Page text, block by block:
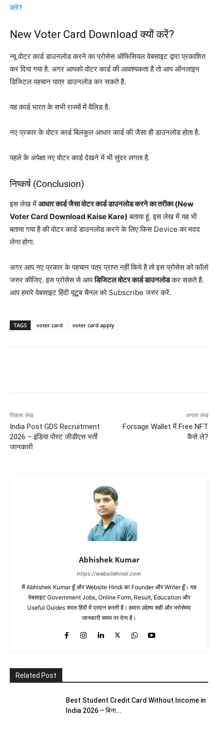
करे?
New Voter Card Download क्यों करें?
न्यू वोटर कार्ड डाउनलोड करने का प्रोसेस ऑफिसियल वेबसाइट द्वारा प्रकाशित
कर दिया गया है. अगर आपको वोटर कार्ड की आवश्यकता है तो आप ऑनलाइन
डिजिटल पहचान पात्र डाउनलोड कर सकते है.
यह कार्ड भारत के सभी राज्यों में वैलिड है.
नए प्रकार के वोटर कार्ड बिलकुल आधार कार्ड की जैसा ही डाउनलोड होता है.
पहले के अपेक्षा नए वोटर कार्ड देखने में भी सुंदर लगता है.
निष्कर्ष (Conclusion)
इस लेख में आधार कार्ड जैसा वोटर कार्ड डाउनलोड करने का तरीका (New
Voter Card Download Kaise Kare) बताया हूं. इस लेख में यह भी
बताया गया है की वोटर कार्ड डाउनलोड करने के लिए किस Device का मदद
लेना होगा.
अगर आप नए प्रकार के पहचान पत्र प्राप्त नहीं किये है तो इस प्रोसेस को फॉलो
जरुर कीजिए. इस प्रोसेस से आपडिजिटल वोटर कार्ड डाउनलोडकर सकते है.
आप हमारे वेबसाइट हिंदी यूटूब चैनल को Subscribe जरुर करें.
TAGS voter card voter card apply
पिछला लेख
India Post GDS Recruitment
2026 – इंडिया पोस्ट जीडीएस भर्ती
जानकारी
अगला लेख
Forsage Wallet में Free NFT
कैसे ले?
Abhishek Kumar
https://websitehindi.com
मैं Abhishek Kumar हूँ और Website Hindi का Founder और Writer हूँ। यह
वेबसाइट Government Jobs, Online Form, Result, Education और
Useful Guides सरल हिंदी में प्रदान करती है। हमारा उद्देश्य सही और भरोसेमंद
जानकारी समय पर देना है।
Related Post
Best Student Credit Card Without Income in
India 2026 – बिना...